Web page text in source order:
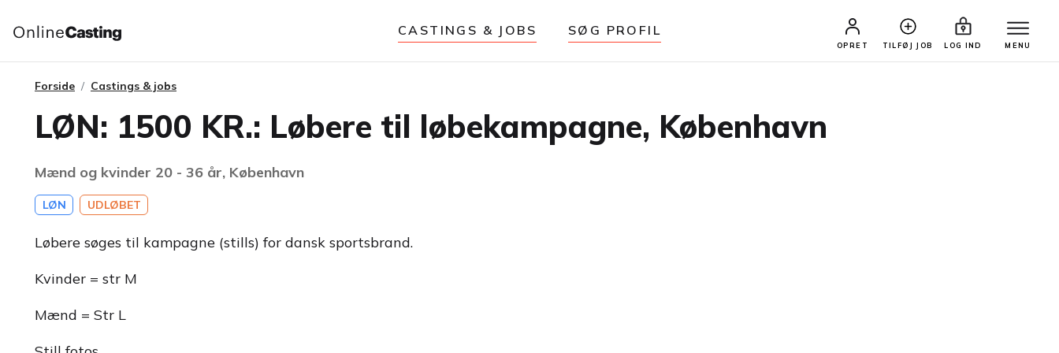
CASTINGS & JOBS SØG PROFIL
OPRET TILFØJ JOB LOG IND MENU
Forside Castings & jobs
LØN: 1500 KR.: Løbere til løbekampagne, København
Mænd og kvinder 20 - 36 år, København
LØN UDLØBET
Løbere søges til kampagne (stills) for dansk sportsbrand.
Kvinder = str M
Mænd = Str L